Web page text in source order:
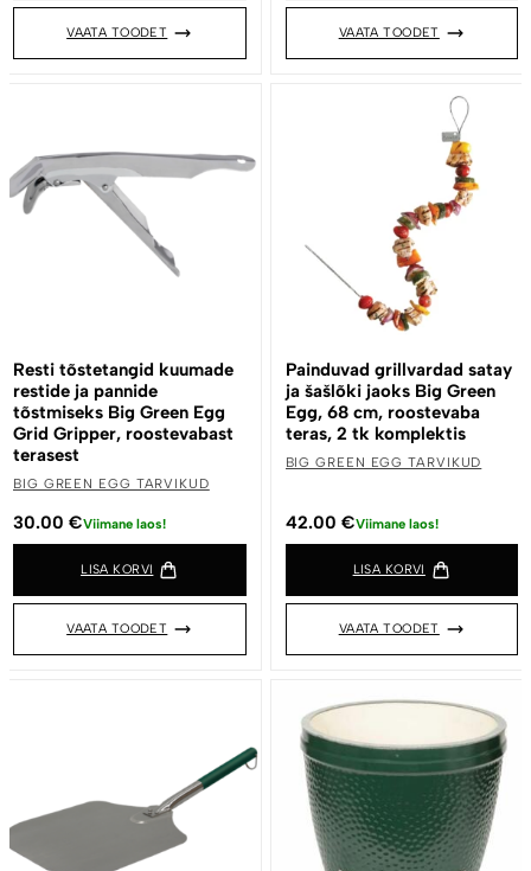
VAATA TOODET VAATA TOODET
Resti tõstetangid kuumade
restide ja pannide
tõstmiseks Big Green Egg
Grid Gripper, roostevabast
terasest
BIG GREEN EGG TARVIKUD
30.00 €Viimane laos!
LISA KORVI
VAATA TOODET
Painduvad grillvardad satay
ja šašlõki jaoks Big Green
Egg, 68 cm, roostevaba
teras, 2 tk komplektis
BIG GREEN EGG TARVIKUD
42.00 €Viimane laos!
LISA KORVI
VAATA TOODET